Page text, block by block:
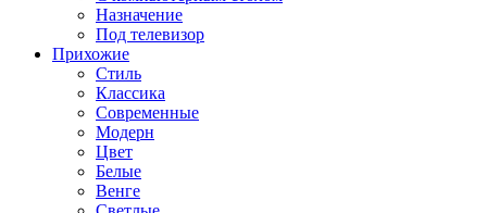
Назначение
Под телевизор
Прихожие
Стиль
Классика
Современные
Модерн
Цвет
Белые
Венге